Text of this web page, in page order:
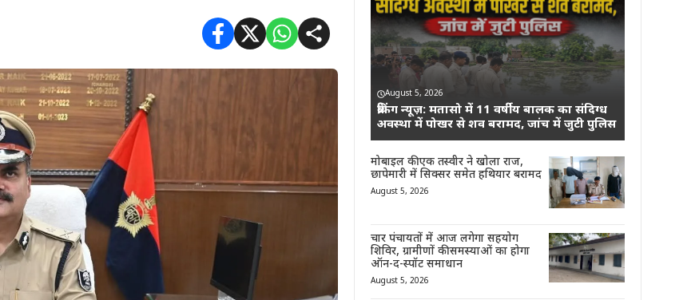
August 5, 2026
ब्रेकिंग न्यूज़: मतासो में 11 वर्षीय बालक का संदिग्ध
अवस्था में पोखर से शव बरामद, जांच में जुटी पुलिस
मोबाइल की एक तस्वीर ने खोला राज,
छापेमारी में सिक्सर समेत हथियार बरामद
August 5, 2026
चार पंचायतों में आज लगेगा सहयोग
शिविर, ग्रामीणों की समस्याओं का होगा
ऑन-द-स्पॉट समाधान
August 5, 2026